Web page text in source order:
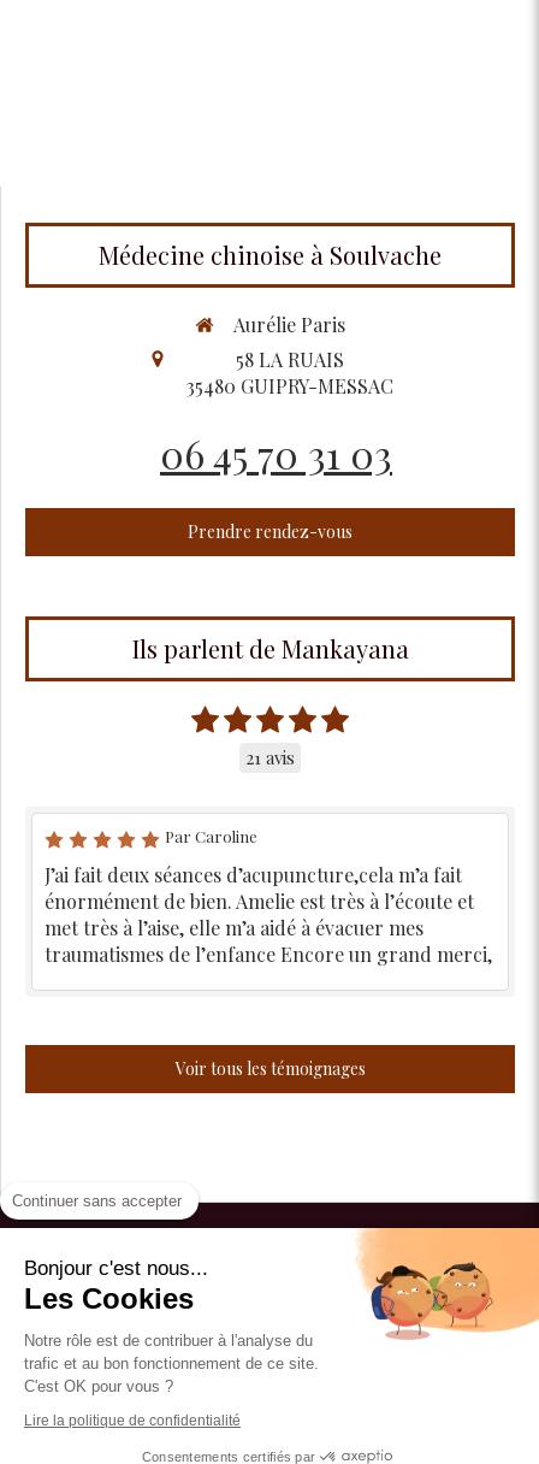
Médecine chinoise à Soulvache
Aurélie Paris
58 LA RUAIS
35480 GUIPRY-MESSAC
06 45 70 31 03
Prendre rendez-vous
Ils parlent de Mankayana
21 avis
Par Caroline
J’ai fait deux séances d’acupuncture,cela m’a fait
énormément de bien. Amelie est très à l’écoute et
met très à l’aise, elle m’a aidé à évacuer mes
traumatismes de l’enfance Encore un grand merci,
Voir tous les témoignages
DuLundiau 9h30à19h
LeSamedide 9h
Mentions légales
Continuer sans accepter
Bonjour c'est nous...
Les Cookies
Notre rôle est de contribuer à l'analyse du
trafic et au bon fonctionnement de ce site.
C'est OK pour vous ?
Lire la politique de confidentialité
Consentements certifiés par